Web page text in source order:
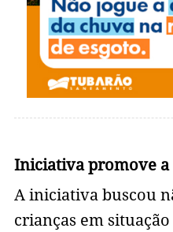
Iniciativa promove a
A iniciativa buscou
crianças em